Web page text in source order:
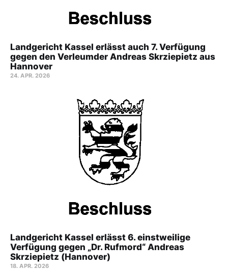
Landgericht Kassel erlässt auch 7. Verfügung
gegen den Verleumder Andreas Skrziepietz aus
Hannover
24. APR. 2026
Landgericht Kassel erlässt 6. einstweilige
Verfügung gegen „Dr. Rufmord“ Andreas
Skrziepietz (Hannover)
18. APR. 2026